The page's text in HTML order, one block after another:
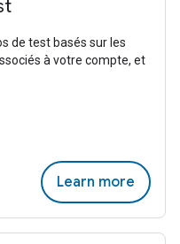
de test basés sur les
à votre compte, et
Learn more